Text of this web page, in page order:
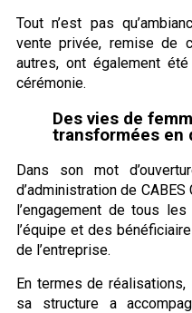
Tout n’est pas
vente privée, remise de
autres, ont également
cérémonie.
Des vies de
transformées en
Dans son mot
d’administration de CABES
l’engagement de tous
l’équipe et des
de l’entreprise.
En termes de
sa structure a